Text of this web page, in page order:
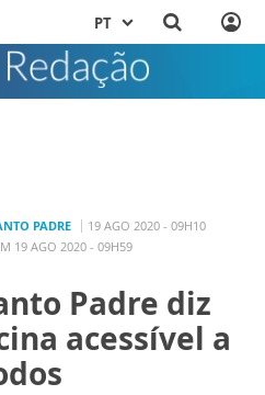
PT
PADRE
19 AGO 2020 - 09H10
19 AGO 2020 - 09H59
Padre diz
acessível a